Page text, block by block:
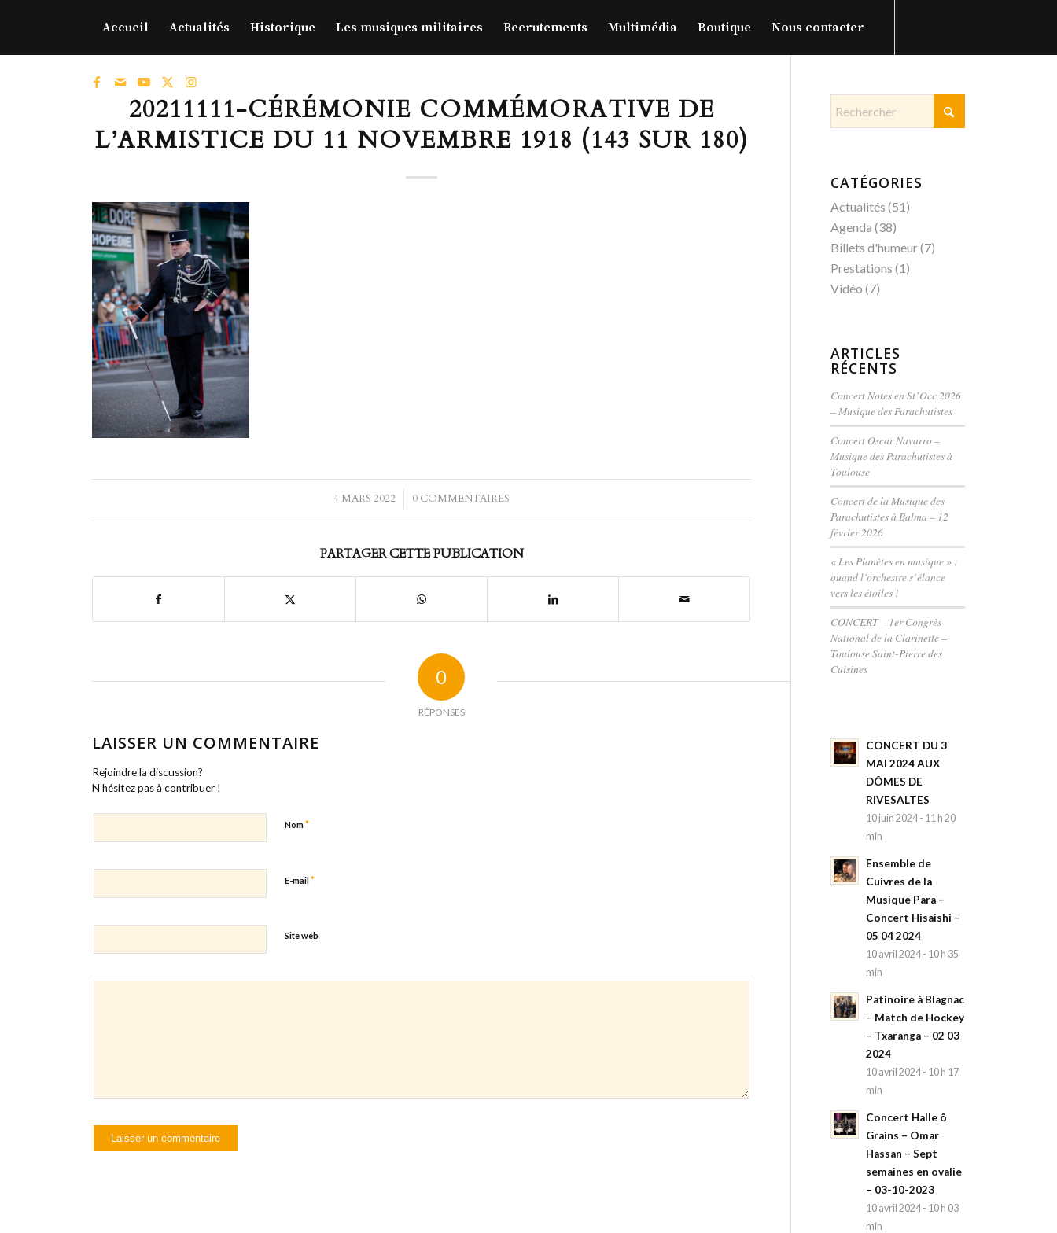
Accueil Actualités Historique Les musiques militaires Recrutements Multimédia Boutique Nous contacter
20211111-CÉRÉMONIE COMMÉMORATIVE DE
L’ARMISTICE DU 11 NOVEMBRE 1918 (143 SUR 180)
4 MARS 2022
/ 0 COMMENTAIRES
PARTAGER CETTE PUBLICATION
0
RÉPONSES
LAISSER UN COMMENTAIRE
Rejoindre la discussion?
N’hésitez pas à contribuer !
Nom*
E-mail*
Site web
CATÉGORIES
Actualités (51)
Agenda (38)
Billets d'humeur(7)
Prestations (1)
Vidéo (7)
ARTICLES
RÉCENTS
Concert Notes en St’Occ 2026
– Musique des Parachutistes
Concert Oscar Navarro –
Musique des Parachutistes à
Toulouse
Concert de la Musique des
Parachutistes à Balma – 12
février 2026
« Les Planètes en musique » :
quand l’orchestre s’élance
vers les étoiles !
CONCERT – 1er Congrès
National de la Clarinette –
Toulouse Saint-Pierre des
Cuisines
CONCERT DU 3
MAI 2024 AUX
DÔMES DE
RIVESALTES
10 juin 2024 - 11 h 20
min
Ensemble de
Cuivres de la
Musique Para –
Concert Hisaishi –
05 04 2024
10 avril 2024 - 10 h 35
min
Patinoire à Blagnac
– Match de Hockey
– Txaranga – 02 03
2024
10 avril 2024 - 10 h 17
min
Concert Halle ô
Grains – Omar
Hassan – Sept
semaines en ovalie
– 03-10-2023
10 avril 2024 - 10 h 03
min